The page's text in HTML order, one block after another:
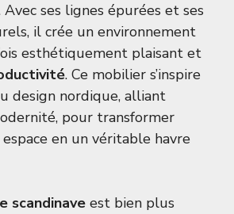
Avec ses lignes épurées et ses
il crée un environnement
esthétiquement plaisant et
. Ce mobilier s’inspire
design nordique, alliant
pour transformer
en un véritable havre
scandinave est bien plus